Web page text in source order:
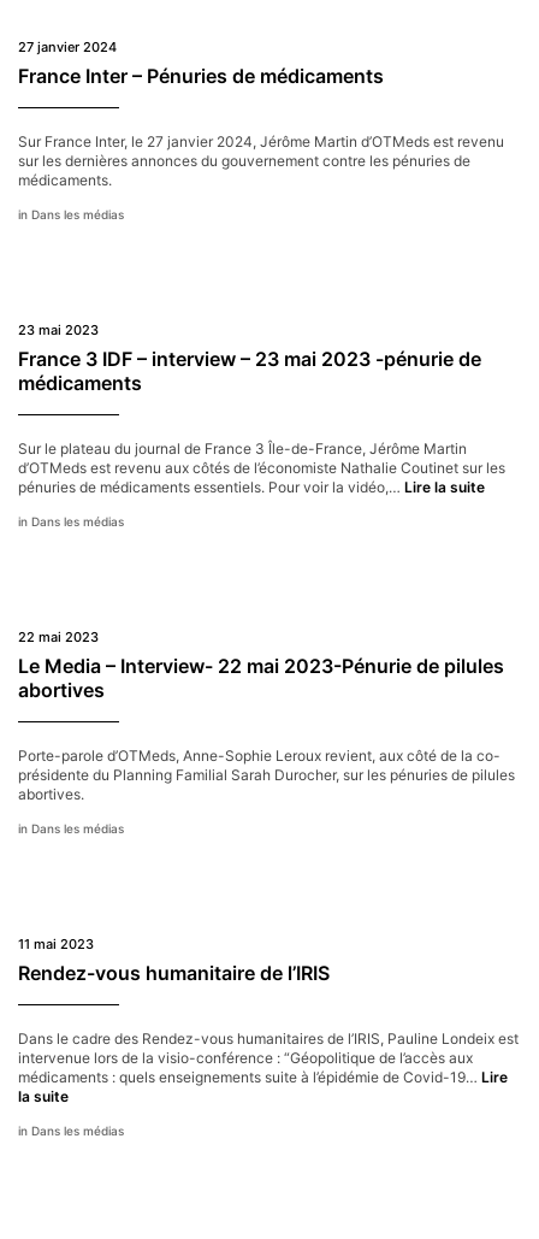
27 janvier 2024
France Inter – Pénuries de médicaments
Sur France Inter, le 27 janvier 2024, Jérôme Martin d’OTMeds est revenu
sur les dernières annonces du gouvernement contre les pénuries de
médicaments.
Dans les médias
23 mai 2023
France 3 IDF – interview – 23 mai 2023 -pénurie de
médicaments
Sur le plateau du journal de France 3 Île-de-France, Jérôme Martin
d’OTMeds est revenu aux côtés de l’économiste Nathalie Coutinet sur les
pénuries de médicaments essentiels. Pour voir la vidéo,… Lire la suiteFrance
-
pénurie
Dans les médias
22 mai 2023
Le Media – Interview- 22 mai 2023-Pénurie de pilules
abortives
Porte-parole d’OTMeds, Anne-Sophie Leroux revient, aux côté de la co-
présidente du Planning Familial Sarah Durocher, sur les pénuries de pilules
abortives.
Dans les médias
11 mai 2023
Rendez-vous humanitaire de l’IRIS
Dans le cadre des Rendez-vous humanitaires de l’IRIS, Pauline Londeix est
intervenue lors de la visio-conférence : “Géopolitique de l’accès aux
médicaments : quels enseignements suite à l’épidémie de Covid-19… Lire
la suiteRendez-
humanitaire
Dans les médias